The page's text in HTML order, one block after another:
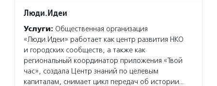
Люди.Идеи
Услуги: Общественная организация
«Люди.Идеи» работает как центр развития НКО
и городских сообществ, а также как
региональный координатор приложения «Твой
час», создала Центр знаний по целевым
капиталам, снимает цикл передач об истории…